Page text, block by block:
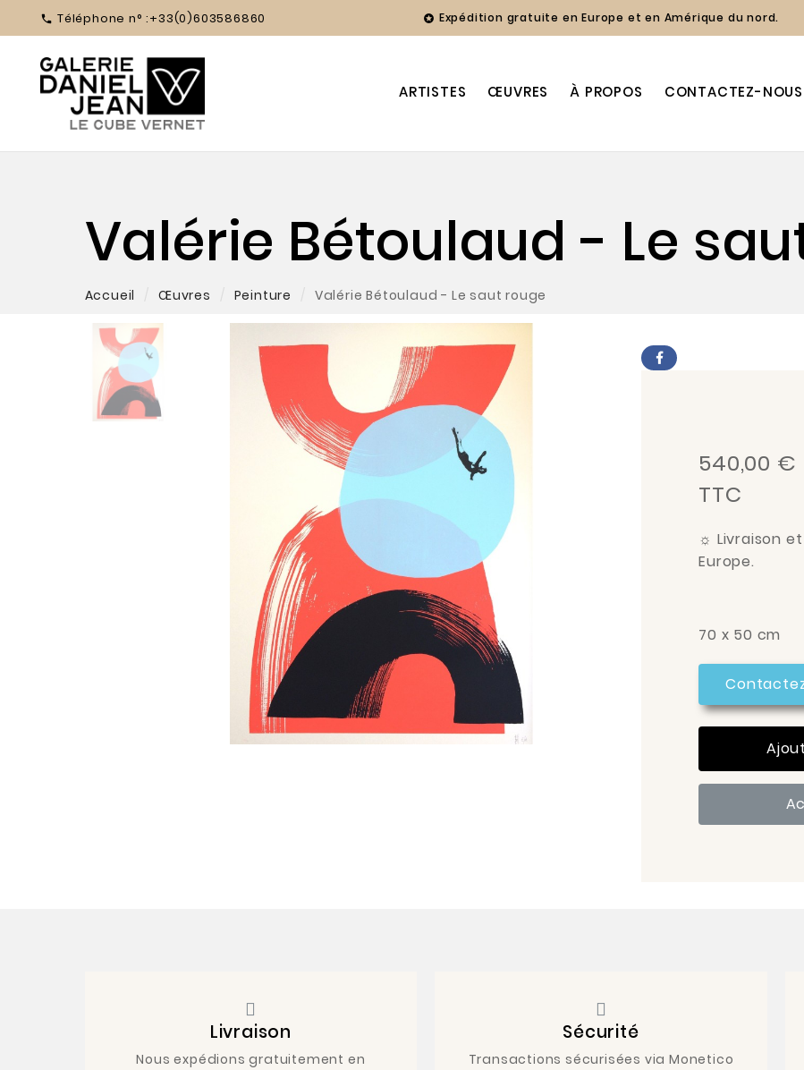
 Téléphone n° :+33(0)603586860  Expédition gratuite en Europe et en Amérique du nord.
ARTISTES ŒUVRES À PROPOS CONTACTEZ-NOUS
Valérie Bétoulaud - Le
Accueil Œuvres Peinture Valérie Bétoulaud - Le saut rouge
540,00 €
TTC
☼ Livraison
Europe.
70 x 50 cm
Livraison
Nous expédions gratuitement en
Sécurité
Transactions sécurisées via Monetico